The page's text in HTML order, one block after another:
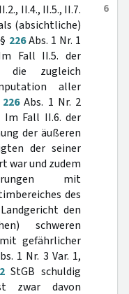
6
II.4., II.5., II.7.
(absichtliche)
226Abs. 1 Nr. 1
Fall II.5. der
die zugleich
aller
226Abs. 1 Nr. 2
Im Fall II.6. der
der äußeren
der seiner
war und zudem
mit
des
den
schweren
gefährlicher
1 Nr. 3 Var. 1,
StGB schuldig
zwar davon